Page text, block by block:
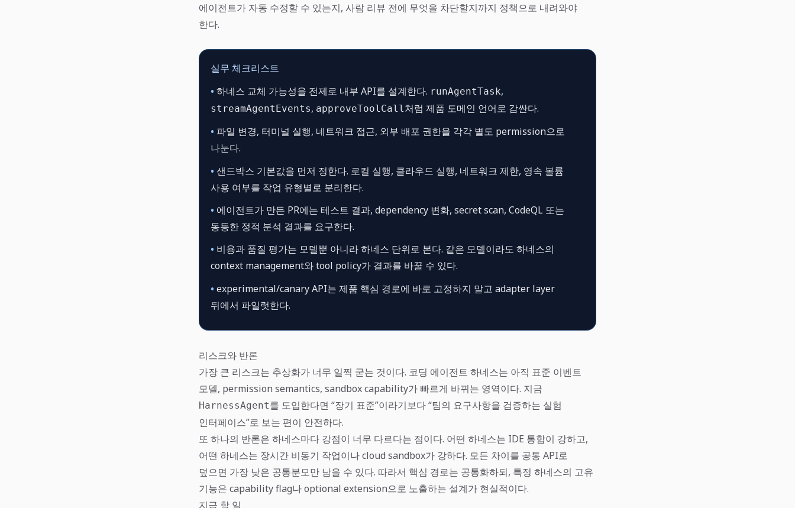
에이전트가 자동 수정할 수 있는지, 사람 리뷰 전에 무엇을 차단할지까지 정책으로 내려와야
한다.
실무 체크리스트
• 하네스 교체 가능성을 전제로 내부 API를 설계한다. runAgentTask,
streamAgentEvents, approveToolCall처럼 제품 도메인 언어로 감싼다.
• 파일 변경, 터미널 실행, 네트워크 접근, 외부 배포 권한을 각각 별도 permission으로
나눈다.
• 샌드박스 기본값을 먼저 정한다. 로컬 실행, 클라우드 실행, 네트워크 제한, 영속 볼륨
사용 여부를 작업 유형별로 분리한다.
• 에이전트가 만든 PR에는 테스트 결과, dependency 변화, secret scan, CodeQL 또는
동등한 정적 분석 결과를 요구한다.
• 비용과 품질 평가는 모델뿐 아니라 하네스 단위로 본다. 같은 모델이라도 하네스의
context management와 tool policy가 결과를 바꿀 수 있다.
• experimental/canary API는 제품 핵심 경로에 바로 고정하지 말고 adapter layer
뒤에서 파일럿한다.
리스크와 반론
가장 큰 리스크는 추상화가 너무 일찍 굳는 것이다. 코딩 에이전트 하네스는 아직 표준 이벤트
모델, permission semantics, sandbox capability가 빠르게 바뀌는 영역이다. 지금
HarnessAgent를 도입한다면 “장기 표준”이라기보다 “팀의 요구사항을 검증하는 실험
인터페이스”로 보는 편이 안전하다.
또 하나의 반론은 하네스마다 강점이 너무 다르다는 점이다. 어떤 하네스는 IDE 통합이 강하고,
어떤 하네스는 장시간 비동기 작업이나 cloud sandbox가 강하다. 모든 차이를 공통 API로
덮으면 가장 낮은 공통분모만 남을 수 있다. 따라서 핵심 경로는 공통화하되, 특정 하네스의 고유
기능은 capability flag나 optional extension으로 노출하는 설계가 현실적이다.
지금 할 일